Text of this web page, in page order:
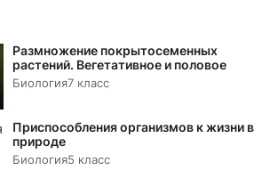
Размножение покрытосеменных
растений. Вегетативное и половое
Биология7 класс
Приспособления организмов к жизни в
природе
Биология5 класс